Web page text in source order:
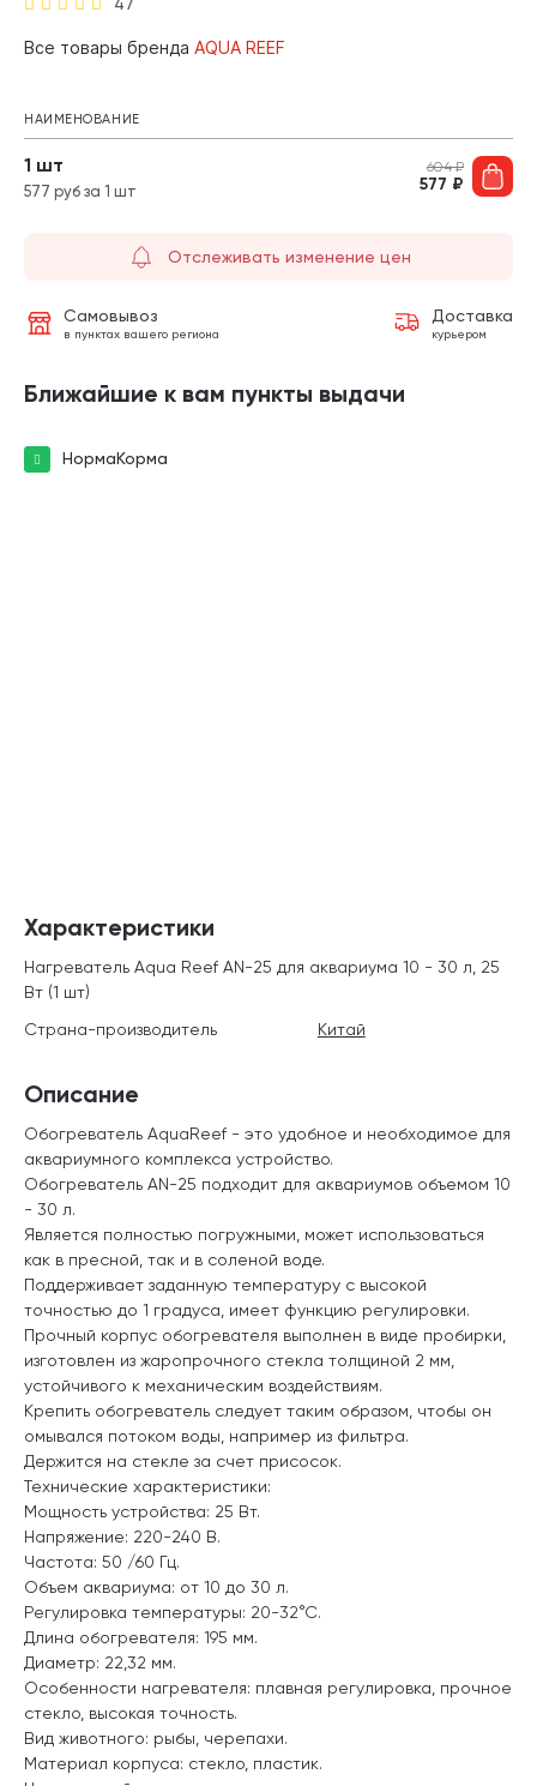
Все товары бренда AQUA REEF
НАИМЕНОВАНИЕ
1 шт
577 руб за 1 шт
604₽
577 ₽
Отслеживать изменение цен
Самовывоз
в пунктах вашего региона
Доставка
курьером
Ближайшие к вам пункты выдачи
НормаКорма
Описание
Обогреватель AquaReef - это удобное и необходимое для
аквариумного комплекса устройство.
Обогреватель AN-25 подходит для аквариумов объемом 10
- 30 л.
Является полностью погружными, может использоваться
как в пресной, так и в соленой воде.
Поддерживает заданную температуру с высокой
точностью до 1 градуса, имеет функцию регулировки.
Прочный корпус обогревателя выполнен в виде пробирки,
изготовлен из жаропрочного стекла толщиной 2 мм,
устойчивого к механическим воздействиям.
Крепить обогреватель следует таким образом, чтобы он
омывался потоком воды, например из фильтра.
Держится на стекле за счет присосок.
Технические характеристики:
Мощность устройства: 25 Вт.
Напряжение: 220-240 В.
Частота: 50 /60 Гц.
Объем аквариума: от 10 до 30 л.
Регулировка температуры: 20-32°С.
Длина обогревателя: 195 мм.
Диаметр: 22,32 мм.
Особенности нагревателя: плавная регулировка, прочное
стекло, высокая точность.
Вид животного: рыбы, черепахи.
Материал корпуса: стекло, пластик.
Характеристики
Нагреватель Aqua Reef AN-25 для аквариума 10 - 30 л, 25
Вт (1 шт)
Страна-производитель
Китай